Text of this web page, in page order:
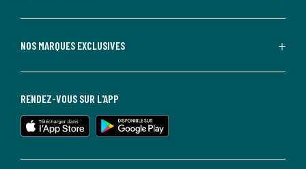
NOS MARQUES EXCLUSIVES
RENDEZ-VOUS SUR L'APP